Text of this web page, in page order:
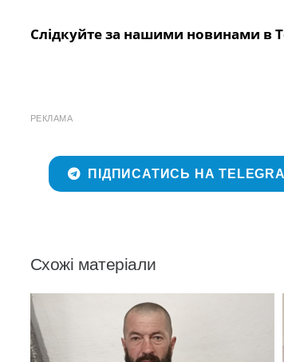
Слідкуйте за нашими новинами в
РЕКЛАМА
ПІДПИСАТИСЬ НА
Схожі матеріали